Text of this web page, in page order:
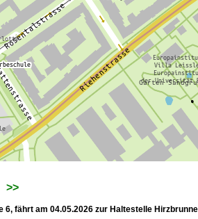
>>
6, fährt am 04.05.2026 zur Haltestelle